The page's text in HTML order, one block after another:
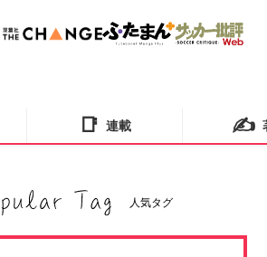
📑 連載 ✍️
人気タグ